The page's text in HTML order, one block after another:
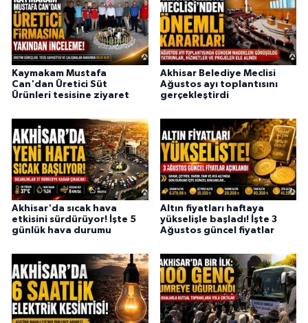
Kaymakam Mustafa
Can'dan Üretici Süt
Ürünleri tesisine ziyaret
Akhisar Belediye Meclisi
Ağustos ayı toplantısını
gerçekleştirdi
Akhisar'da sıcak hava
etkisini sürdürüyor! İşte 5
günlük hava durumu
Altın fiyatları haftaya
yükselişle başladı! İşte 3
Ağustos güncel fiyatlar